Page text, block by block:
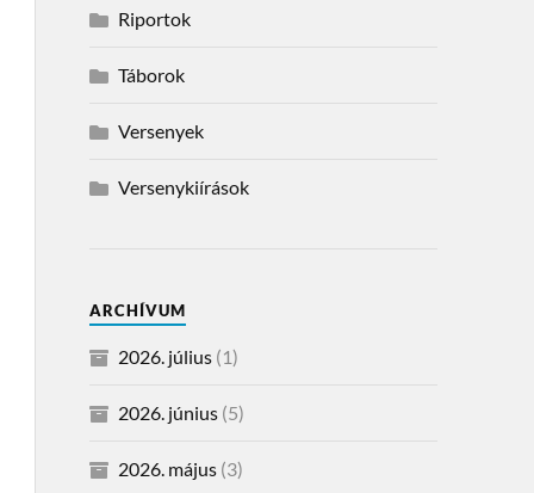
Riportok
Táborok
Versenyek
Versenykiírások
ARCHÍVUM
2026. július(1)
2026. június(5)
2026. május(3)